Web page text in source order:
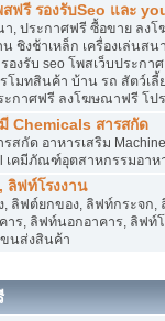
ฟรี รองรับSeo และ
, ประกาศฟรี ซื้อขาย ลง
ชิงช้าเหล็ก เครื่องเล่นสน
องรับ seo โพสเว็บประก
มทสินค้า บ้าน รถ สัตว์เลี้ย
ะกาศฟรี ลงโฆษณาฟรี โ
Chemicals สารสกัด
สกัด อาหารเสริม
เคมีภัณฑ์อุตสาหกรรมอาห
ฟท์โรงงาน
ลิฟต์ยกของ, ลิฟท์กระจก,
าร, ลิฟท์นอกอาคาร, ลิฟท์
นส่งสินค้า